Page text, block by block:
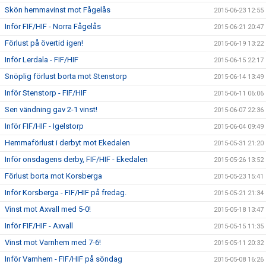
Skön hemmavinst mot Fågelås 2015-06-23 12:55
Inför FIF/HIF - Norra Fågelås 2015-06-21 20:47
Förlust på övertid igen! 2015-06-19 13:22
Inför Lerdala - FIF/HIF 2015-06-15 22:17
Snöplig förlust borta mot Stenstorp 2015-06-14 13:49
Inför Stenstorp - FIF/HIF 2015-06-11 06:06
Sen vändning gav 2-1 vinst! 2015-06-07 22:36
Inför FIF/HIF - Igelstorp 2015-06-04 09:49
Hemmaförlust i derbyt mot Ekedalen 2015-05-31 21:20
Inför onsdagens derby, FIF/HIF - Ekedalen 2015-05-26 13:52
Förlust borta mot Korsberga 2015-05-23 15:41
Inför Korsberga - FIF/HIF på fredag. 2015-05-21 21:34
Vinst mot Axvall med 5-0! 2015-05-18 13:47
Inför FIF/HIF - Axvall 2015-05-15 11:35
Vinst mot Varnhem med 7-6! 2015-05-11 20:32
Inför Varnhem - FIF/HIF på söndag 2015-05-08 16:26